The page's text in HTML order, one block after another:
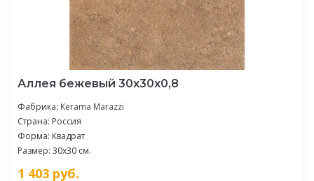
Аллея бежевый 30x30x0,8
Фабрика: Kerama Marazzi
Страна: Россия
Форма: Квадрат
Размер: 30x30 см.
1 403 руб.